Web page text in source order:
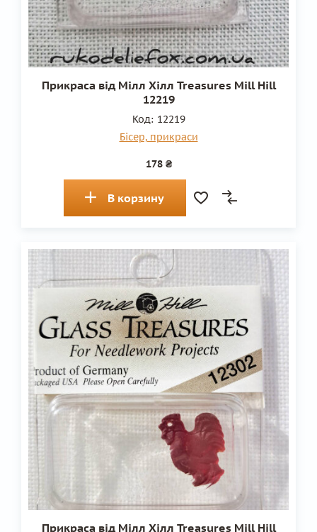
Прикраса від Мілл Хілл Treasures Mill Hill
12219
Код: 12219
Бісер, прикраси
178 ₴
В корзину
Прикраса від Мілл Хілл Treasures Mill Hill